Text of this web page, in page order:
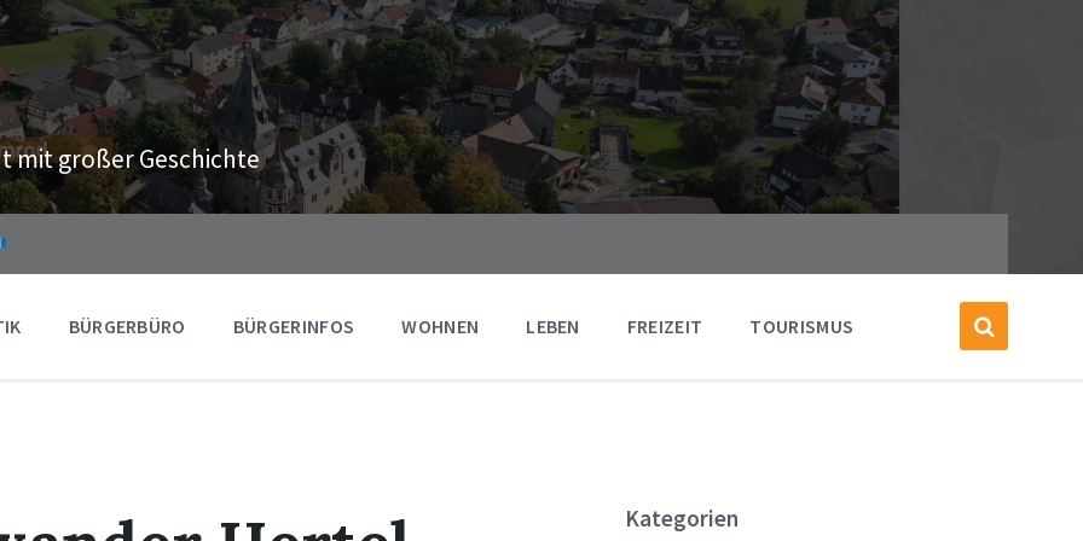
mit großer Geschichte
BÜRGERBÜRO BÜRGERINFOS WOHNEN LEBEN FREIZEIT TOURISMUS
Kategorien